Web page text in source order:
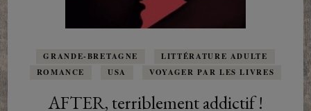
GRANDE-BRETAGNE
LITTÉRATURE ADULTE
ROMANCE
USA VOYAGER PAR LES LIVRES
AFTER, terriblement addictif !